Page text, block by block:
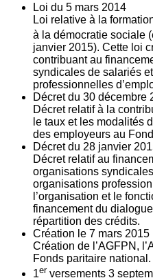
Loi du 5 mars 2014
Loi relative à la
à la démocratie sociale
janvier 2015). Cette loi
contribuant au
syndicales de salariés
professionnelles
Décret du 30 décembre
Décret relatif à la
le taux et les modalités
des employeurs au
Décret du 28 janvier
Décret relatif au
organisations
organisations
l’organisation et le
financement du
répartition des crédits.
Création le 7 mars 2015
Création de l’AGFPN,
Fonds paritaire national.
1er versements 3